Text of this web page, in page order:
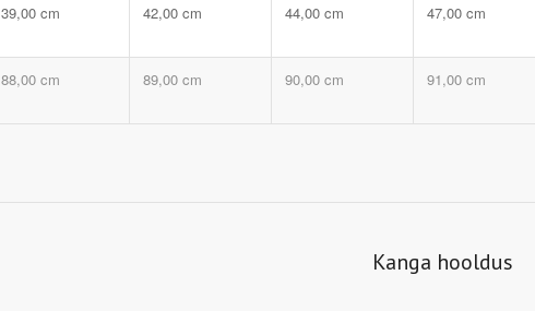
39,00 cm 42,00 cm 44,00 cm 47,00 cm
88,00 cm 89,00 cm 90,00 cm 91,00 cm
Kanga hooldus